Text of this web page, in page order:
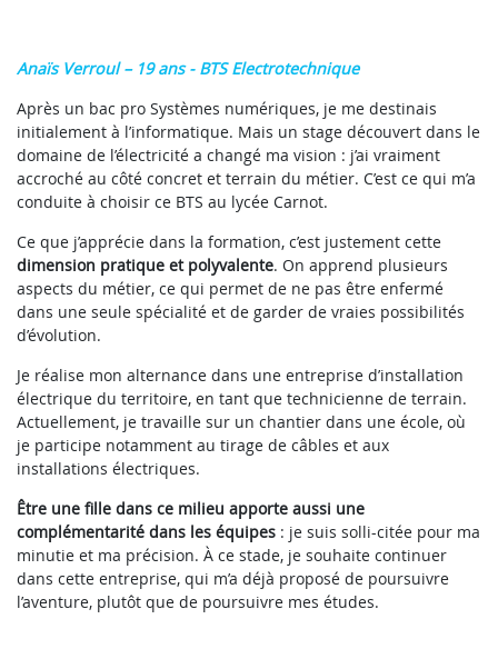
Anaïs Verroul – 19 ans - BTS Electrotechnique
Après un bac pro Systèmes numériques, je me destinais
initialement à l’informatique. Mais un stage découvert dans le
domaine de l’électricité a changé ma vision : j’ai vraiment
accroché au côté concret et terrain du métier. C’est ce qui m’a
conduite à choisir ce BTS au lycée Carnot.
Ce que j’apprécie dans la formation, c’est justement cette
dimension pratique et polyvalente. On apprend plusieurs
aspects du métier, ce qui permet de ne pas être enfermé
dans une seule spécialité et de garder de vraies possibilités
d’évolution.
Je réalise mon alternance dans une entreprise d’installation
électrique du territoire, en tant que technicienne de terrain.
Actuellement, je travaille sur un chantier dans une école, où
je participe notamment au tirage de câbles et aux
installations électriques.
Être une fille dans ce milieu apporte aussi une
complémentarité dans les équipes : je suis solli-citée pour ma
minutie et ma précision. À ce stade, je souhaite continuer
dans cette entreprise, qui m’a déjà proposé de poursuivre
l’aventure, plutôt que de poursuivre mes études.